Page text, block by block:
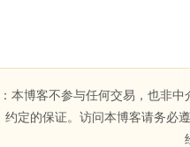
：本博客不参与任何交易，也非
约定的保证。访问本博客请务必